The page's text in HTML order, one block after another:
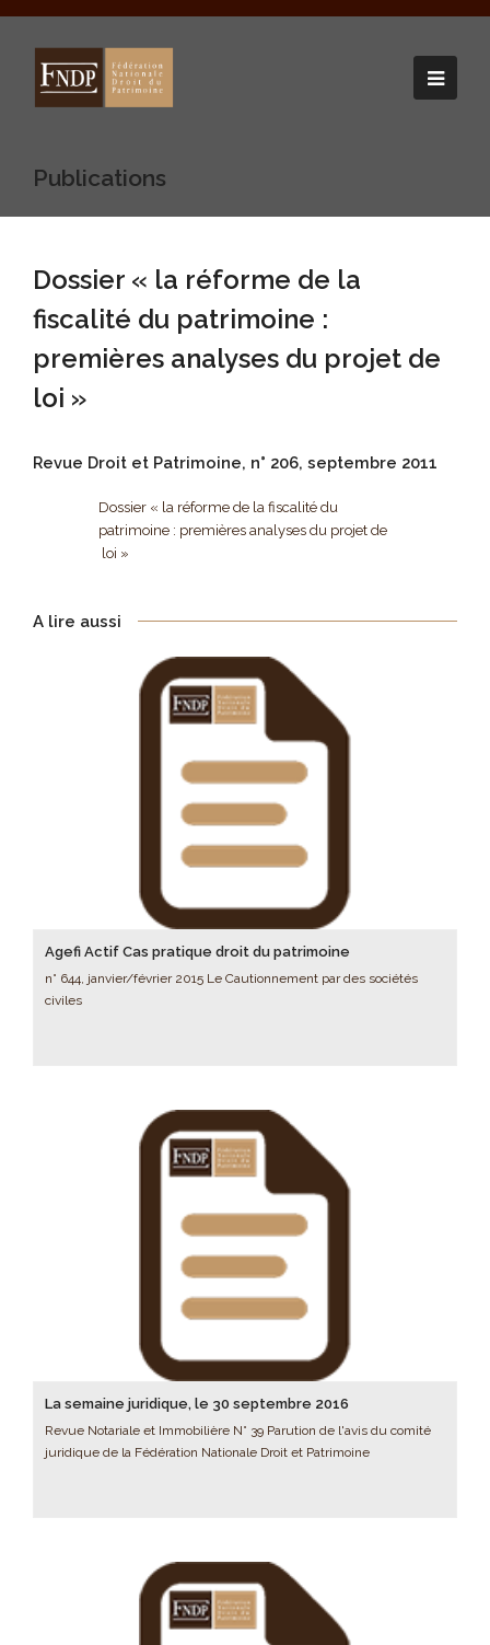
Publications
Dossier « la réforme de la
fiscalité du patrimoine :
premières analyses du projet de
loi »
Revue Droit et Patrimoine, n° 206, septembre 2011
Dossier « la réforme de la fiscalité du
patrimoine : premières analyses du projet de
loi »
A lire aussi
Agefi Actif Cas pratique droit du patrimoine
n° 644, janvier/février 2015 Le Cautionnement par des sociétés
civiles
La semaine juridique, le 30 septembre 2016
Revue Notariale et Immobilière N° 39 Parution de l'avis du comité
juridique de la Fédération Nationale Droit et Patrimoine